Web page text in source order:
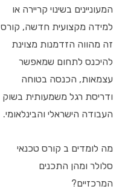
המעוניינים בשינוי קריירה או
למידה מקצועית חדשה, קורס
זה מהווה הזדמנות מצוינת
להיכנס לתחום שמאפשר
עצמאות, הכנסה בטוחה
ודריסת רגל משמעותית בשוק
העבודה הישראלי והבינלאומי.
מה לומדים ב קורס טכנאי
סלולר ומהן התכנים
המרכזיים?